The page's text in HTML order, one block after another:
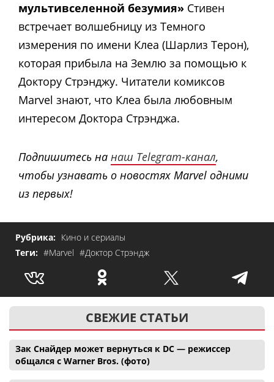
мультивселенной безумия» Стивен
встречает волшебницу из Темного
измерения по имени Клеа (Шарлиз Терон),
которая прибыла на Землю за помощью к
Доктору Стрэнджу. Читатели комиксов
Marvel знают, что Клеа была любовным
интересом Доктора Стрэнджа.
Подпишитесь на наш Telegram-канал,
чтобы узнавать о новостях Marvel одними
из первых!
Рубрика: Кино и сериалы
Теги: #Marvel #Доктор Стрэндж
СВЕЖИЕ СТАТЬИ
Зак Снайдер может вернуться к DC — режиссер
общался с Warner Bros. (фото)